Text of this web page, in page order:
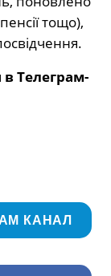
тощо),
Телеграм-
КАНАЛ